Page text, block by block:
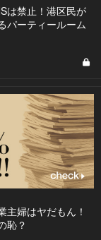
は禁止！港区民が
パーティールーム
主婦はヤだもん！
恥？